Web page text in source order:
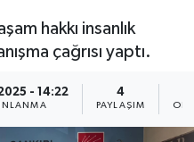
hakkı insanlık
çağrısı yaptı.
- 14:22 4
PAYLAŞIM